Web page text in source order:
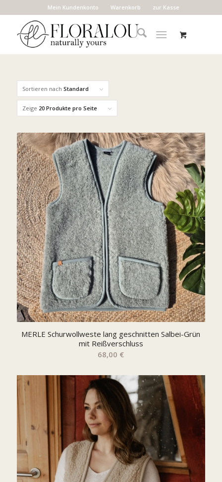
Mein Kundenkonto Warenkorb zur Kasse
Sortieren nach Standard
Zeige 20 Produkte pro Seite
MERLE Schurwollweste lang geschnitten Salbei-Grün
mit Reißverschluss
68,00 €